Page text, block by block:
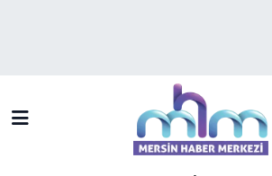
Mersin Trafik Yoğunluk Haritası
Süper Lig Puan Durumu ve